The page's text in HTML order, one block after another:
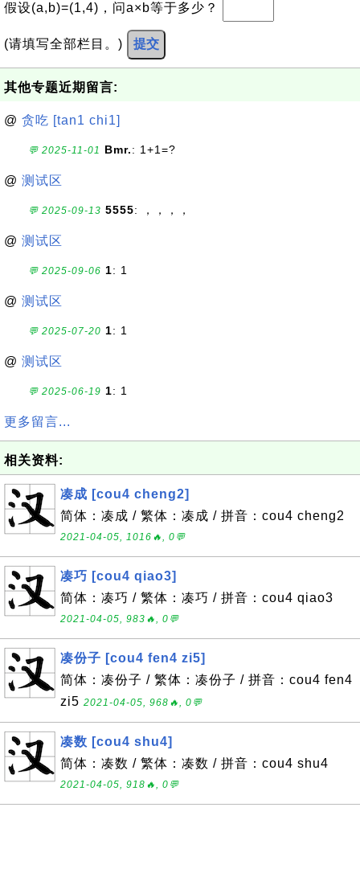
假设(a,b)=(1,4)，问a×b等于多少？
(请填写全部栏目。) 提交
其他专题近期留言:
@ 贪吃 [tan1 chi1]
💬 2025-11-01 Bmr.: 1+1=?
@ 测试区
💬 2025-09-13 5555: ，，，，
@ 测试区
💬 2025-09-06 1: 1
@ 测试区
💬 2025-07-20 1: 1
@ 测试区
💬 2025-06-19 1: 1
更多留言...
相关资料:
凑成 [cou4 cheng2]
简体：凑成 / 繁体：凑成 / 拼音：cou4 cheng2
2021-04-05, 1016🔥, 0💬
凑巧 [cou4 qiao3]
简体：凑巧 / 繁体：凑巧 / 拼音：cou4 qiao3
2021-04-05, 983🔥, 0💬
凑份子 [cou4 fen4 zi5]
简体：凑份子 / 繁体：凑份子 / 拼音：cou4 fen4
zi5 2021-04-05, 968🔥, 0💬
凑数 [cou4 shu4]
简体：凑数 / 繁体：凑数 / 拼音：cou4 shu4
2021-04-05, 918🔥, 0💬